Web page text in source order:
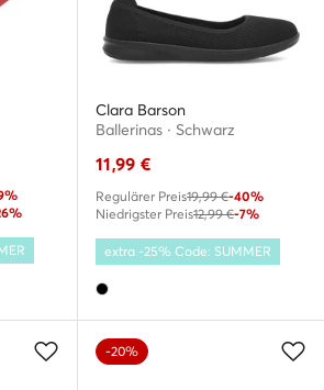
Clara Barson
Ballerinas · Schwarz
11,99 €
Regulärer Preis19,99 €-40%
Niedrigster Preis12,99 €-7%
extra -25% Code: SUMMER
-20%